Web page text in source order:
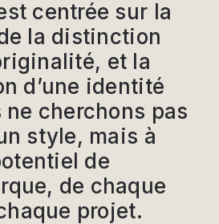
centrée sur la
la distinction
et la
d’une identité
cherchons pas
style, mais à
de
de chaque
projet.